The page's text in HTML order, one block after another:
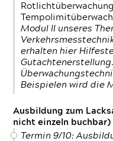
Modul II unseres
erhalten hier
Beispielen wird die
Ausbildung zum
nicht einzeln buchbar)
Termin 9/10: